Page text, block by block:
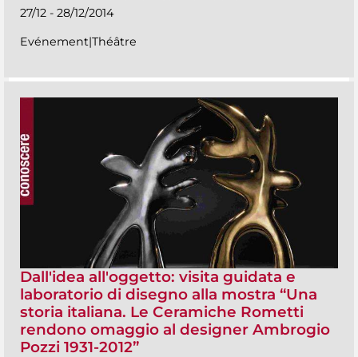
27/12 - 28/12/2014
Evénement|Théâtre
Dall'idea all'oggetto: visita guidata e
laboratorio di disegno alla mostra “Una
storia italiana. Le Ceramiche Rometti
rendono omaggio al designer Ambrogio
Pozzi 1931-2012”